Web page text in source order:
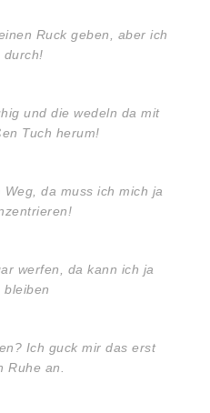
Ruck geben, aber ich
durch!
und die wedeln da mit
Tuch herum!
da muss ich mich ja
werfen, da kann ich ja
bleiben
Ich guck mir das erst
Ruhe an.